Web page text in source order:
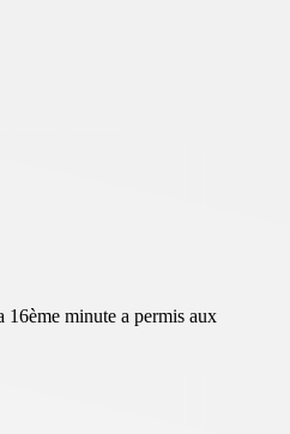
minute a permis aux